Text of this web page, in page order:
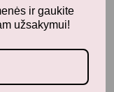
ir gaukite
užsakymui!